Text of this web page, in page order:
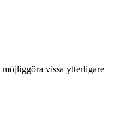
vissa ytterligare